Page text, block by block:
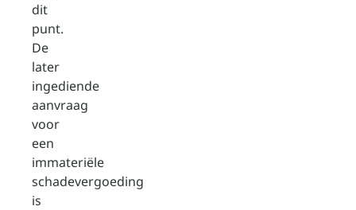
dit
punt.
De
later
ingediende
aanvraag
voor
een
immateriële
schadevergoeding
is